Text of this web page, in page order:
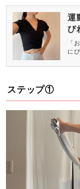
運
び
「
に
ステップ①